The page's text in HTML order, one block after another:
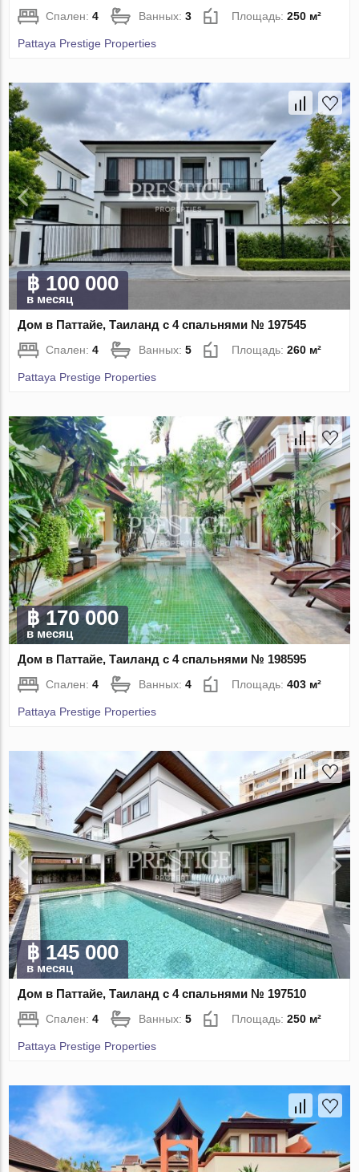
Спален:4 Ванных:3 Площадь:250 м²
Pattaya Prestige Properties
฿ 100 000
в месяц
Дом в Паттайе, Таиланд с 4 спальнями № 197545
Спален:4 Ванных:5 Площадь:260 м²
Pattaya Prestige Properties
฿ 170 000
в месяц
Дом в Паттайе, Таиланд с 4 спальнями № 198595
Спален:4 Ванных:4 Площадь:403 м²
Pattaya Prestige Properties
฿ 145 000
в месяц
Дом в Паттайе, Таиланд с 4 спальнями № 197510
Спален:4 Ванных:5 Площадь:250 м²
Pattaya Prestige Properties